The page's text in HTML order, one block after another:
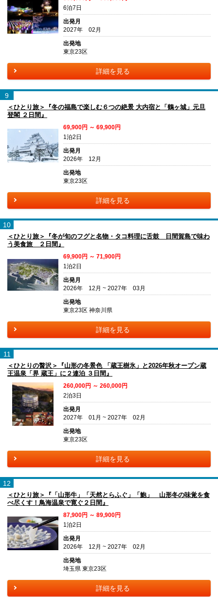
6泊7日
出発月
2027年 02月
出発地
東京23区
詳細を見る
9
＜ひとり旅＞『冬の福島で楽しむ６つの絶景 大内宿と「鶴ヶ城」元旦
登閣 ２日間』
69,900円 ～ 69,900円
1泊2日
出発月
2026年 12月
出発地
東京23区
詳細を見る
10
＜ひとり旅＞『冬が旬のフグと名物・タコ料理に舌鼓 日間賀島で味わ
う美食旅 ２日間』
69,900円 ～ 71,900円
1泊2日
出発月
2026年 12月 ~ 2027年 03月
出発地
東京23区 神奈川県
詳細を見る
11
＜ひとりの贅沢＞『山形の冬景色 「蔵王樹氷」と2026年秋オープン蔵
王温泉「界 蔵王」に２連泊 ３日間』
260,000円 ～ 260,000円
2泊3日
出発月
2027年 01月 ~ 2027年 02月
出発地
東京23区
詳細を見る
12
＜ひとり旅＞『「山形牛」「天然とらふぐ」「鮑」 山形冬の味覚を食
べ尽くす！鳥海温泉で寛ぐ２日間』
87,900円 ～ 89,900円
1泊2日
出発月
2026年 12月 ~ 2027年 02月
出発地
埼玉県 東京23区
詳細を見る